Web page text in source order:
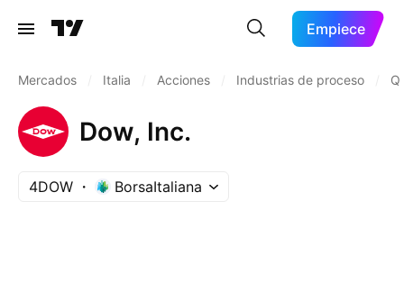
Empiece
Mercados Italia Acciones Industrias de proceso
Dow, Inc.
4DOW BorsaItaliana